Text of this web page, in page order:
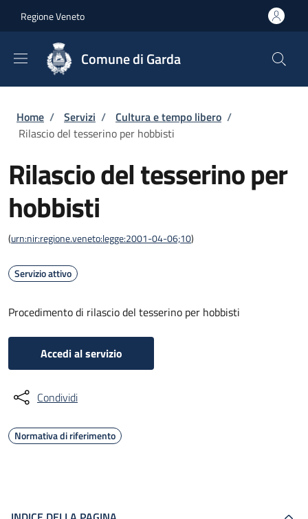
Regione Veneto
Comune di Garda
Briciole di pane
Home / Servizi / Cultura e tempo libero /
Rilascio del tesserino per hobbisti
Rilascio del tesserino per
hobbisti
(urn:nir:regione.veneto:legge:2001-04-06;10)
Servizio attivo
Procedimento di rilascio del tesserino per hobbisti
Accedi al servizio
Condividi
Normativa di riferimento